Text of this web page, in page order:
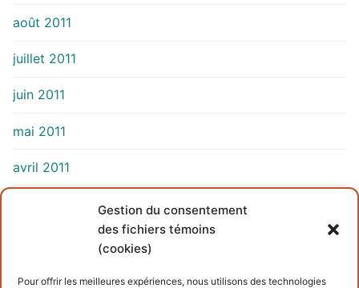
Gestion du consentement
des fichiers témoins
(cookies)
Pour offrir les meilleures expériences, nous utilisons des technologies
août 2011
juillet 2011
juin 2011
mai 2011
avril 2011
INFORMATIONS